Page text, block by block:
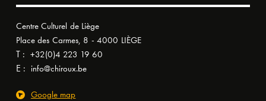
Centre Culturel de Liège
Place des Carmes, 8 - 4000 LIÈGE
T : +32(0)4 223 19 60
E : info@chiroux.be
Google map